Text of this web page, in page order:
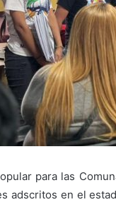
para las
adscritos en el